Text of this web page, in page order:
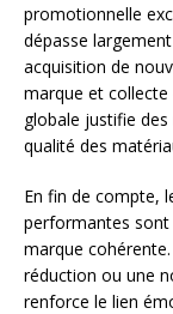
promotionnelle
dépasse
acquisition de
marque et collecte
globale justifie
qualité des
En fin de compte,
performantes sont
marque
réduction ou une
renforce le lien